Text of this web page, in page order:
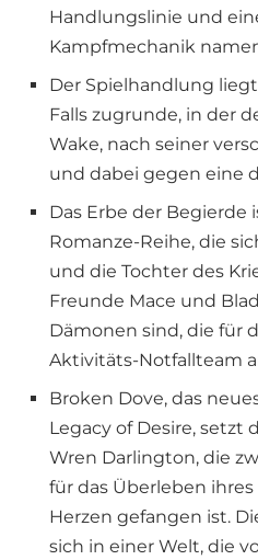
Handlungslinie und
Kampfmechanik
Der Spielhandlung
Falls zugrunde, in der
Wake, nach seiner
und dabei gegen eine
Das Erbe der Begierde
Romanze-Reihe, die
und die Tochter des
Freunde Mace und
Dämonen sind, die für
Aktivitäts-Notfallteam
Broken Dove, das
Legacy of Desire, setzt
Wren Darlington, die
für das Überleben
Herzen gefangen ist.
sich in einer Welt, die